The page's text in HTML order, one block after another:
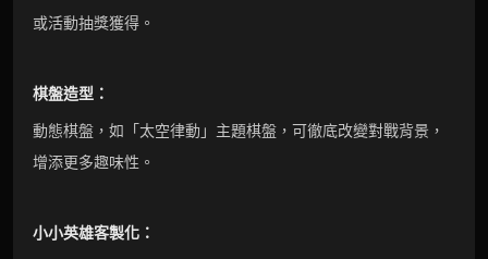
或活動抽獎獲得。
棋盤造型：
動態棋盤，如「太空律動」主題棋盤，可徹底改變對戰背景，
增添更多趣味性。
小小英雄客製化：